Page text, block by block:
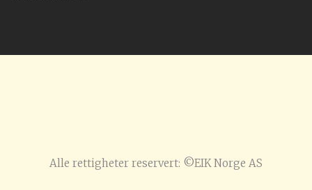
Alle rettigheter reservert: ©EIK Norge AS